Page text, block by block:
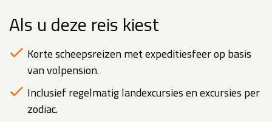
Als u deze reis kiest
Korte scheepsreizen met expeditiesfeer op basis
van volpension.
Inclusief regelmatig landexcursies en excursies per
zodiac.